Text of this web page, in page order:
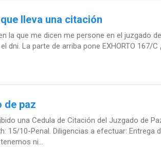
lleva una citación
la que me dicen me persone en el juzgado
dni. La parte de arriba pone EXHORTO 167/C
de paz
una Cedula de Citación del Juzgado de
15/10-Penal. Diligencias a efectuar: Entrega
ni...